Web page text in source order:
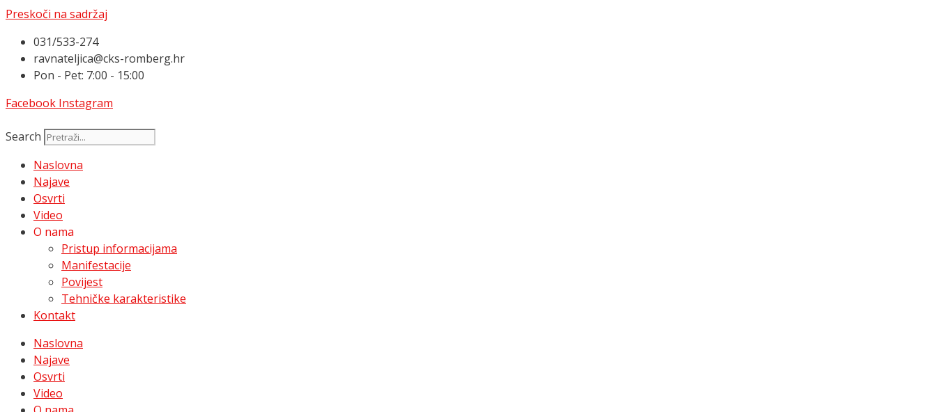
Preskoči na sadržaj
031/533-274
ravnateljica@cks-romberg.hr
Pon - Pet: 7:00 - 15:00
Facebook Instagram
Search
Naslovna
Najave
Osvrti
Video
O nama
Pristup informacijama
Manifestacije
Povijest
Tehničke karakteristike
Kontakt
Naslovna
Najave
Osvrti
Video